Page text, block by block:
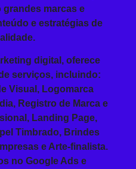
marcas e
e estratégias de
digital, oferece
serviços, incluindo:
Visual, Logomarca
, Registro de Marca e
Landing Page,
Timbrado, Brindes
e Arte-finalista.
no Google Ads e